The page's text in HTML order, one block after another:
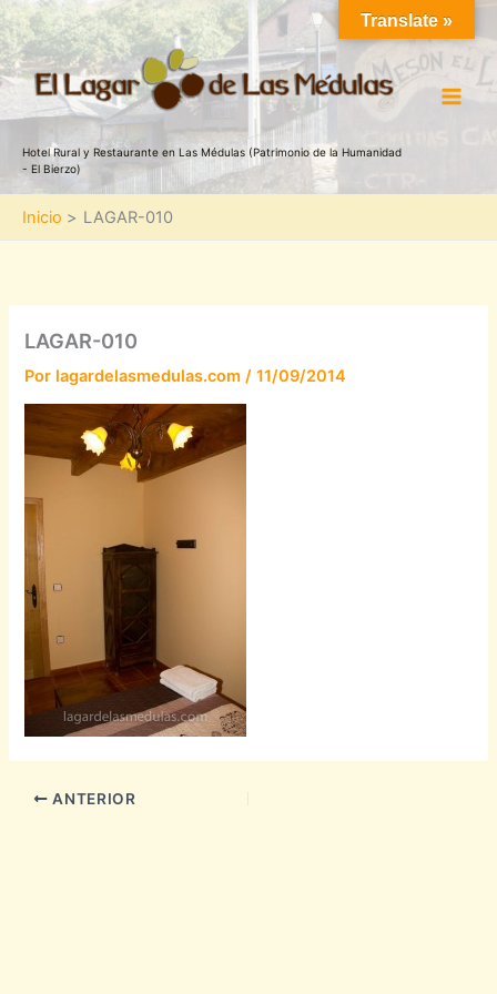
Ir
al
contenido
Hotel Rural y Restaurante en Las Médulas (Patrimonio de la Humanidad
- El Bierzo)
Inicio LAGAR-010
LAGAR-010
Por lagardelasmedulas.com/11/09/2014
ANTERIOR
Translate »